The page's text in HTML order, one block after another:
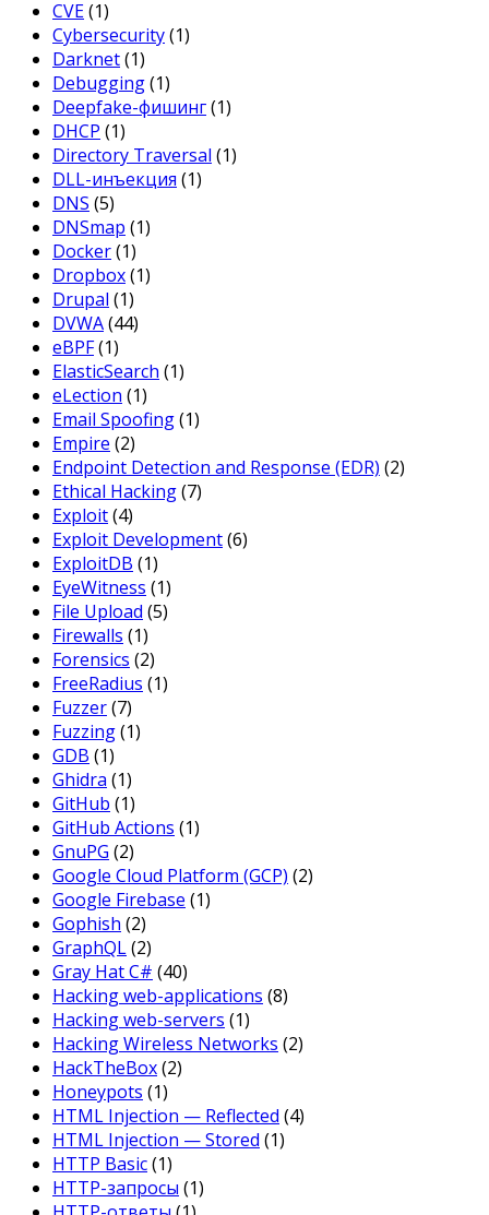
CVE(1)
Cybersecurity(1)
Darknet(1)
Debugging(1)
Deepfake-фишинг(1)
DHCP (1)
Directory Traversal (1)
DLL-инъекция (1)
DNS (5)
DNSmap (1)
Docker(1)
Dropbox(1)
Drupal (1)
DVWA(44)
eBPF(1)
ElasticSearch (1)
eLection (1)
Email Spoofing(1)
Empire (2)
Endpoint Detection and Response (EDR) (2)
Ethical Hacking(7)
Exploit(4)
Exploit Development(6)
ExploitDB (1)
EyeWitness (1)
File Upload (5)
Firewalls (1)
Forensics (2)
FreeRadius (1)
Fuzzer(7)
Fuzzing(1)
GDB (1)
Ghidra (1)
GitHub (1)
GitHub Actions (1)
GnuPG (2)
Google Cloud Platform (GCP) (2)
Google Firebase (1)
Gophish (2)
GraphQL(2)
Gray Hat C# (40)
Hacking web-applications (8)
Hacking web-servers (1)
Hacking Wireless Networks (2)
HackTheBox(2)
Honeypots (1)
HTML Injection — Reflected (4)
HTML Injection — Stored (1)
HTTP Basic(1)
HTTP-запросы (1)